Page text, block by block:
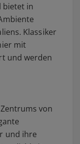
bietet in
Klassiker
mit
und werden
von
und ihre